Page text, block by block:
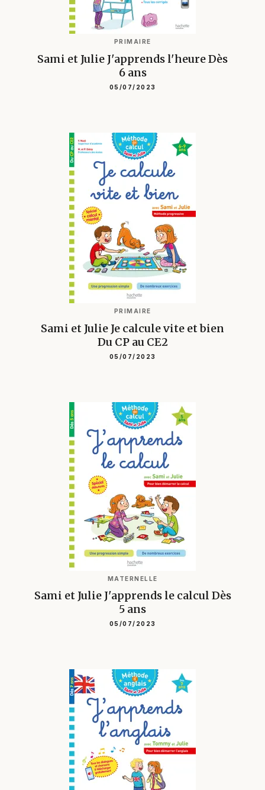
PRIMAIRE
Sami et Julie J'apprends l'heure Dès
6 ans
05/07/2023
PRIMAIRE
Sami et Julie Je calcule vite et bien
Du CP au CE2
05/07/2023
MATERNELLE
Sami et Julie J'apprends le calcul Dès
5 ans
05/07/2023